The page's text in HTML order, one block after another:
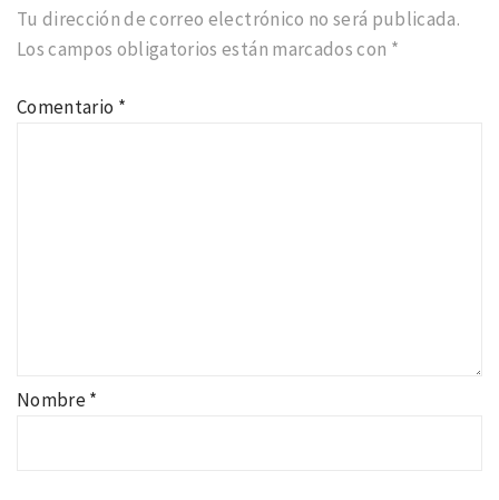
Tu dirección de correo electrónico no será publicada.
Los campos obligatorios están marcados con *
Comentario *
Nombre*